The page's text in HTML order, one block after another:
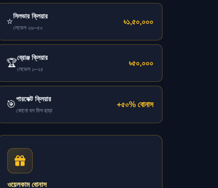
⭐সিলভার ক্লিয়ার
লেভেল ২৬–৫০
৳১,৫০,০০০
🏆ব্রোঞ্জ ক্লিয়ার
লেভেল ১–২৫
৳৫০,০০০
🎯পারফেক্ট ক্লিয়ার
কোনো বল মিস ছাড়া
+৫০% বোনাস
ওয়েলকাম বোনাস